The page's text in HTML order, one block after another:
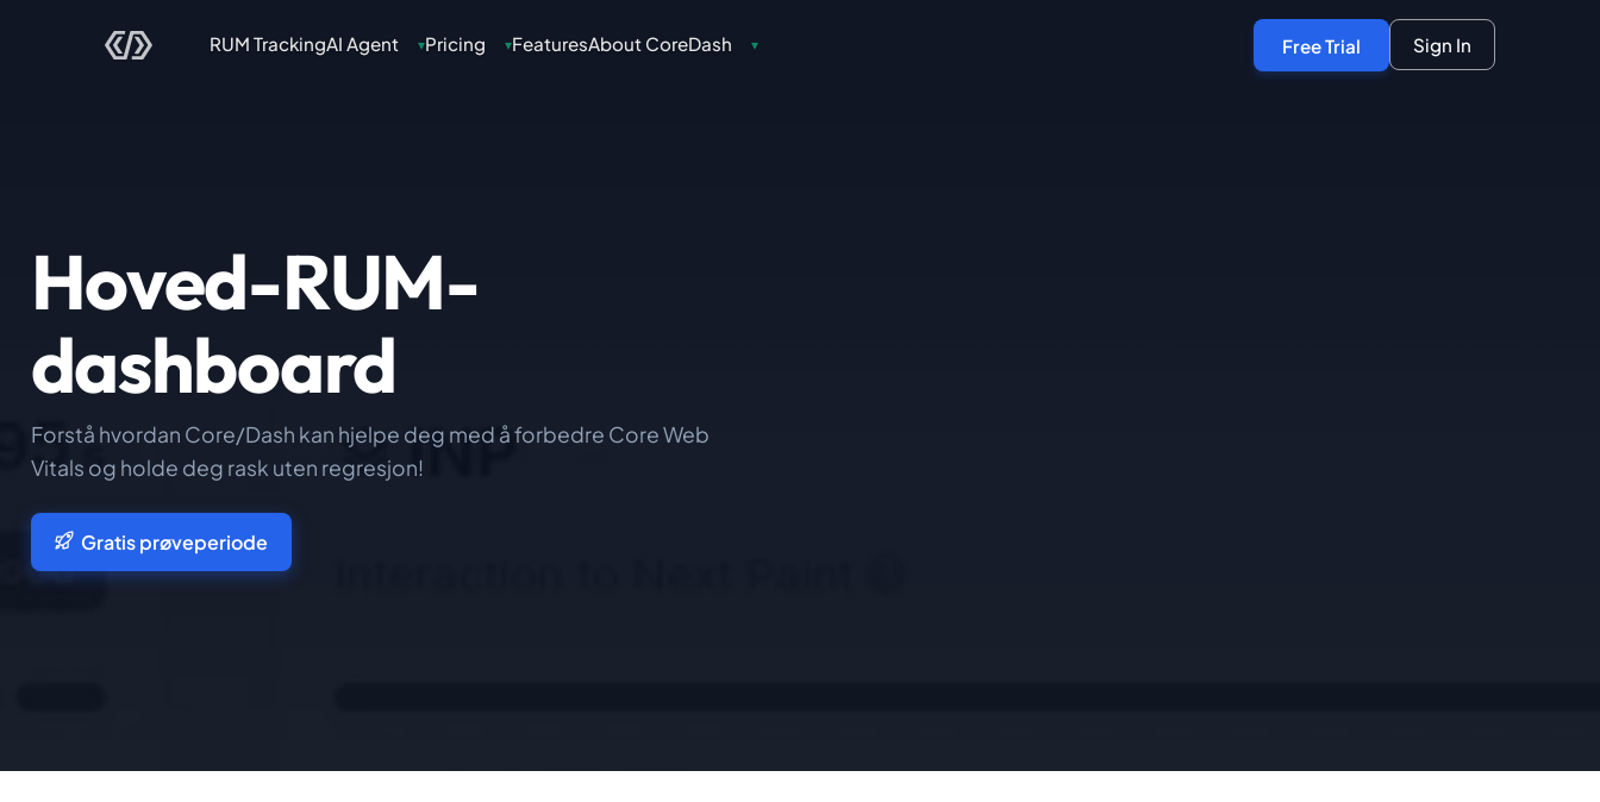
RUM TrackingAI Agent ▾Pricing ▾FeaturesAbout CoreDash ▾ Free Trial Sign In
Hoved-RUM-
dashboard
Forstå hvordan Core/Dash kan hjelpe deg med å forbedre Core Web
Vitals og holde deg rask uten regresjon!
Gratis prøveperiode